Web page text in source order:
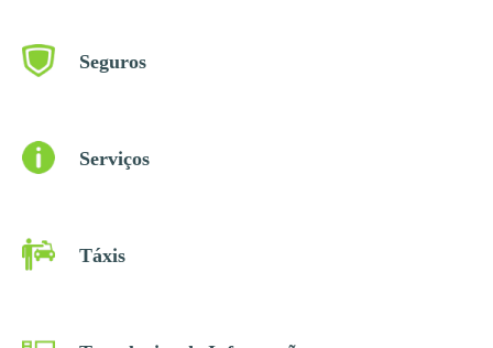
Seguros
Serviços
Táxis